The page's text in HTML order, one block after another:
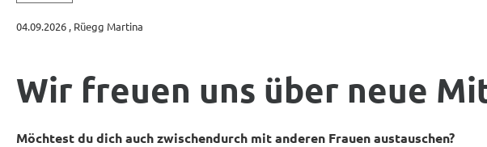
04.09.2026 , Rüegg Martina
Wir freuen uns über neue
Möchtest du dich auch zwischendurch mit anderen Frauen austauschen?